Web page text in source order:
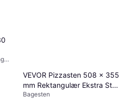
VEVOR Pizzasten 508 x 355
mm Rektangulær Ekstra Stor
508 x 355 mm Bagesten
Bagesten